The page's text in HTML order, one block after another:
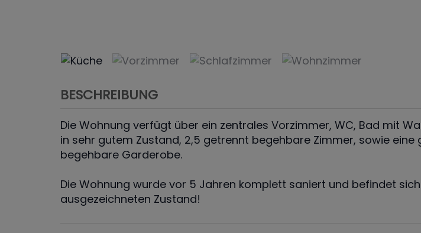
BESCHREIBUNG
Die Wohnung verfügt über ein zentrales Vorzimmer, WC, Bad mit
in sehr gutem Zustand, 2,5 getrennt begehbare Zimmer, sowie eine
begehbare Garderobe.
Die Wohnung wurde vor 5 Jahren komplett saniert und befindet
ausgezeichneten Zustand!